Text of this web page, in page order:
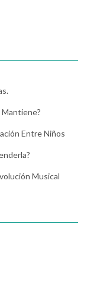
Entre Niños
Musical